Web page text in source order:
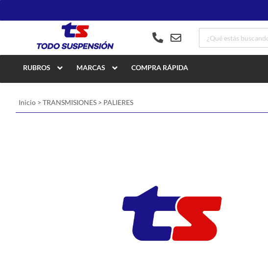
RUBROS MARCAS COMPRA RÁPIDA
Inicio > TRANSMISIONES > PALIERES